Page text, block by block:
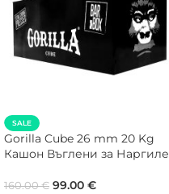
SALE
Gorilla Cube 26 mm 20 Kg
Кашон Въглени за Наргиле
160.00€ 99.00 €